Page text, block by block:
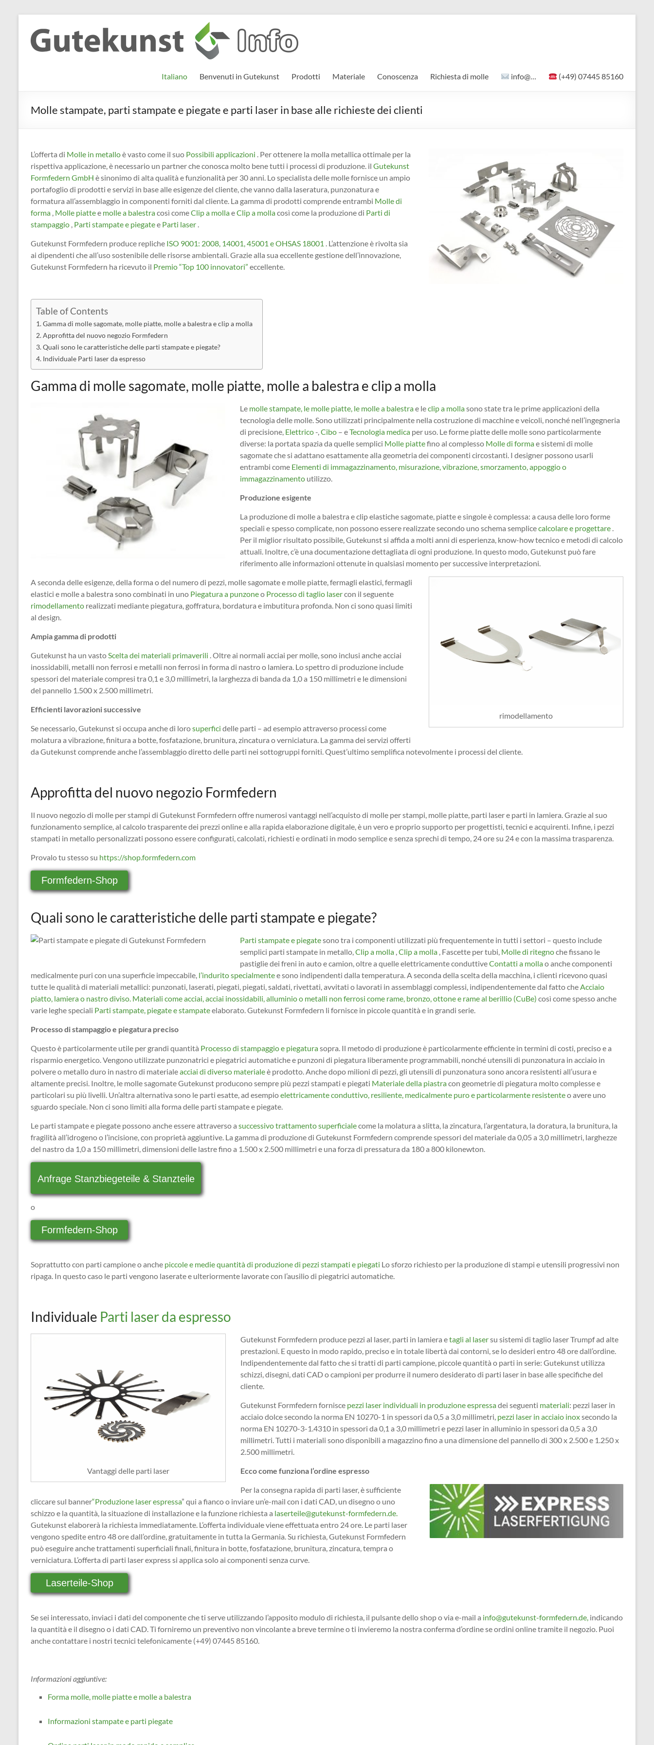
contenuto
Gutekunst
Formfedern
Informationen
und
Wissenswertes
Italiano Benvenuti in Gutekunst Prodotti Materiale Conoscenza Richiesta di molle info@… (+49) 07445 85160
Molle stampate, parti stampate e piegate e parti laser in base alle richieste dei clienti
L’offerta di Molle in metalloè vasto come il suo Possibili applicazioni . Per ottenere la molla metallica ottimale per la
rispettiva applicazione, è necessario un partner che conosca molto bene tutti i processi di produzione. il Gutekunst
Formfedern GmbH è sinonimo di alta qualità e funzionalità per 30 anni. Lo specialista delle molle fornisce un ampio
portafoglio di prodotti e servizi in base alle esigenze del cliente, che vanno dalla laseratura, punzonatura e
formatura all’assemblaggio in componenti forniti dal cliente. La gamma di prodotti comprende entrambi Molle di
forma , Molle piattee molle a balestracosì comeClip a mollaeClip a mollacosì come la produzione di Parti di
stampaggio , Parti stampate e piegatee Parti laser .
Gutekunst Formfedern produce repliche ISO 9001: 2008, 14001, 45001 e OHSAS 18001 . L’attenzione è rivolta sia
ai dipendenti che all’uso sostenibile delle risorse ambientali. Grazie alla sua eccellente gestione dell’innovazione,
Gutekunst Formfedern ha ricevuto il Premio “Top 100 innovatori” eccellente.
Table of Contents
Gamma di molle sagomate, molle piatte, molle a balestra e clip a molla
Approfitta del nuovo negozio Formfedern
Quali sono le caratteristiche delle parti stampate e piegate?
Individuale Parti laser da espresso
Gamma di molle sagomate, molle piatte, molle a balestra e clip a molla
Le molle stampate, le molle piatte, le molle a balestrae leclip a mollasono state tra le prime applicazioni della
tecnologia delle molle. Sono utilizzati principalmente nella costruzione di macchine e veicoli, nonché nell’ingegneria
di precisione, Elettrico-,Cibo – eTecnologia medica per uso. Le forme piatte delle molle sono particolarmente
diverse: la portata spazia da quelle semplici Molle piattefino al complesso Molle di formae sistemi di molle
sagomate che si adattano esattamente alla geometria dei componenti circostanti. I designer possono usarli
entrambi come Elementi di immagazzinamento, misurazione, vibrazione, smorzamento, appoggio o
immagazzinamento utilizzo.
Produzione esigente
La produzione di molle a balestra e clip elastiche sagomate, piatte e singole è complessa: a causa delle loro forme
speciali e spesso complicate, non possono essere realizzate secondo uno schema semplicecalcolare e progettare .
Per il miglior risultato possibile, Gutekunst si affida a molti anni di esperienza, know-how tecnico e metodi di calcolo
attuali. Inoltre, c’è una documentazione dettagliata di ogni produzione. In questo modo, Gutekunst può fare
riferimento alle informazioni ottenute in qualsiasi momento per successive interpretazioni.
rimodellamento
A seconda delle esigenze, della forma o del numero di pezzi, molle sagomate e molle piatte, fermagli elastici, fermagli
elastici e molle a balestra sono combinati in uno Piegatura a punzoneo Processo di taglio lasercon il seguente
rimodellamento realizzati mediante piegatura, goffratura, bordatura e imbutitura profonda. Non ci sono quasi limiti
al design.
Ampia gamma di prodotti
Gutekunst ha un vastoScelta dei materiali primaverili . Oltre ai normali acciai per molle, sono inclusi anche acciai
inossidabili, metalli non ferrosi e metalli non ferrosi in forma di nastro o lamiera. Lo spettro di produzione include
spessori del materiale compresi tra 0,1 e 3,0 millimetri, la larghezza di banda da 1,0 a 150 millimetri e le dimensioni
del pannello 1.500 x 2.500 millimetri.
Efficienti lavorazioni successive
Se necessario, Gutekunst si occupa anche di lorosuperfici delle parti – ad esempio attraverso processi come
molatura a vibrazione, finitura a botte, fosfatazione, brunitura, zincatura o verniciatura. La gamma dei servizi offerti
da Gutekunst comprende anche l’assemblaggio diretto delle parti nei sottogruppi forniti. Quest’ultimo semplifica notevolmente i processi del cliente.
Approfitta del nuovo negozio Formfedern
Il nuovo negozio di molle per stampi di Gutekunst Formfedern offre numerosi vantaggi nell’acquisto di molle per stampi, molle piatte, parti laser e parti in lamiera. Grazie al suo
funzionamento semplice, al calcolo trasparente dei prezzi online e alla rapida elaborazione digitale, è un vero e proprio supporto per progettisti, tecnici e acquirenti. Infine, i pezzi
stampati in metallo personalizzati possono essere configurati, calcolati, richiesti e ordinati in modo semplice e senza sprechi di tempo, 24 ore su 24 e con la massima trasparenza.
Provalo tu stesso su https://shop.formfedern.com
Formfedern-Shop
Quali sono le caratteristiche delle parti stampate e piegate?
Parti stampate e piegatesono tra i componenti utilizzati più frequentemente in tutti i settori – questo include
semplici parti stampate in metallo,Clip a molla ,Clip a molla , Fascette per tubi, Molle di ritegnoche fissano le
pastiglie dei freni in auto e camion, oltre a quelle elettricamente conduttiveContatti a mollao anche componenti
medicalmente puri con una superficie impeccabile, l’indurito specialmentee sono indipendenti dalla temperatura. A seconda della scelta della macchina, i clienti ricevono quasi
tutte le qualità di materiali metallici: punzonati, laserati, piegati, piegati, saldati, rivettati, avvitati o lavorati in assemblaggi complessi, indipendentemente dal fatto cheAcciaio
piatto, lamiera o nastro diviso. Materiali come acciai, acciai inossidabili, alluminio o metalli non ferrosi come rame, bronzo, ottone e rame al berillio (CuBe) così come spesso anche
varie leghe speciali Parti stampate, piegate e stampateelaborato. Gutekunst Formfedern li fornisce in piccole quantità e in grandi serie.
Processo di stampaggio e piegatura preciso
Questo è particolarmente utile per grandi quantità Processo di stampaggio e piegaturasopra. Il metodo di produzione è particolarmente efficiente in termini di costi, preciso e a
risparmio energetico. Vengono utilizzate punzonatrici e piegatrici automatiche e punzoni di piegatura liberamente programmabili, nonché utensili di punzonatura in acciaio in
polvere o metallo duro in nastro di materialeacciai di diverso materialeè prodotto. Anche dopo milioni di pezzi, gli utensili di punzonatura sono ancora resistenti all’usura e
altamente precisi. Inoltre, le molle sagomate Gutekunst producono sempre più pezzi stampati e piegati Materiale della piastracon geometrie di piegatura molto complesse e
particolari su più livelli. Un’altra alternativa sono le parti esatte, ad esempioelettricamente conduttivo, resiliente, medicalmente puro e particolarmente resistenteo avere uno
sguardo speciale. Non ci sono limiti alla forma delle parti stampate e piegate.
Le parti stampate e piegate possono anche essere attraverso a successivo trattamento superficialecome la molatura a slitta, la zincatura, l’argentatura, la doratura, la brunitura, la
fragilità all’idrogeno o l’incisione, con proprietà aggiuntive. La gamma di produzione di Gutekunst Formfedern comprende spessori del materiale da 0,05 a 3,0 millimetri, larghezze
del nastro da 1,0 a 150 millimetri, dimensioni delle lastre fino a 1.500 x 2.500 millimetri e una forza di pressatura da 180 a 800 kilonewton.
Anfrage Stanzbiegeteile & Stanzteile
o
Formfedern-Shop
Soprattutto con parti campione o anche piccole e medie quantità di produzione di pezzi stampati e piegati Lo sforzo richiesto per la produzione di stampi e utensili progressivi non
ripaga. In questo caso le parti vengono laserate e ulteriormente lavorate con l’ausilio di piegatrici automatiche.
Individuale Parti laser da espresso
Vantaggi delle parti laser
Gutekunst Formfedern produce pezzi al laser, parti in lamiera etagli al lasersu sistemi di taglio laser Trumpf ad alte
prestazioni. E questo in modo rapido, preciso e in totale libertà dai contorni, se lo desideri entro 48 ore dall’ordine.
Indipendentemente dal fatto che si tratti di parti campione, piccole quantità o parti in serie: Gutekunst utilizza
schizzi, disegni, dati CAD o campioni per produrre il numero desiderato di parti laser in base alle specifiche del
cliente.
Gutekunst Formfedern fornisce pezzi laser individuali in produzione espressadei seguenti materiali: pezzi laser in
acciaio dolce secondo la norma EN 10270-1 in spessori da 0,5 a 3,0 millimetri, pezzi laser in acciaio inoxsecondo la
norma EN 10270-3-1.4310 in spessori da 0,1 a 3,0 millimetri e pezzi laser in alluminio in spessori da 0,5 a 3,0
millimetri. Tutti i materiali sono disponibili a magazzino fino a una dimensione del pannello di 300 x 2.500 e 1.250 x
2.500 millimetri.
Ecco come funziona l’ordine espresso
Per la consegna rapida di parti laser, è sufficiente
cliccare sul banner“Produzione laser espressa” qui a fianco o inviare un’e-mail con i dati CAD, un disegno o uno
schizzo e la quantità, la situazione di installazione e la funzione richiesta a laserteile@gutekunst-formfedern.de.
Gutekunst elaborerà la richiesta immediatamente. L’offerta individuale viene effettuata entro 24 ore. Le parti laser
vengono spedite entro 48 ore dall’ordine, gratuitamente in tutta la Germania. Su richiesta, Gutekunst Formfedern
può eseguire anche trattamenti superficiali finali, finitura in botte, fosfatazione, brunitura, zincatura, tempra o
verniciatura. L’offerta di parti laser express si applica solo ai componenti senza curve.
Laserteile-Shop
Se sei interessato, inviaci i dati del componente che ti serve utilizzando l’apposito modulo di richiesta, il pulsante dello shop o via e-mail a info@gutekunst-formfedern.de, indicando
la quantità e il disegno o i dati CAD. Ti forniremo un preventivo non vincolante a breve termine o ti invieremo la nostra conferma d’ordine se ordini online tramite il negozio. Puoi
anche contattare i nostri tecnici telefonicamente (+49) 07445 85160.
Informazioni aggiuntive:
Forma molle, molle piatte e molle a balestra
Informazioni stampate e parti piegate